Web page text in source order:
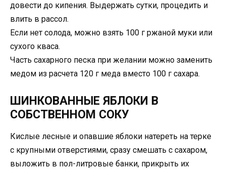
довести до кипения. Выдержать сутки, процедить и
влить в рассол.
Если нет солода, можно взять 100 г ржаной муки или
сухого кваса.
Часть сахарного песка при желании можно заменить
медом из расчета 120 г меда вместо 100 г сахара.
ШИНКОВАННЫЕ ЯБЛОКИ В
СОБСТВЕННОМ СОКУ
Кислые лесные и опавшие яблоки натереть на терке
с крупными отверстиями, сразу смешать с сахаром,
выложить в пол-литровые банки, прикрыть их